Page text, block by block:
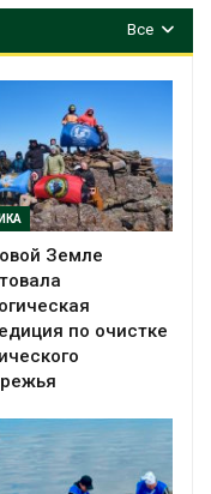
Все
Земле
по очистке